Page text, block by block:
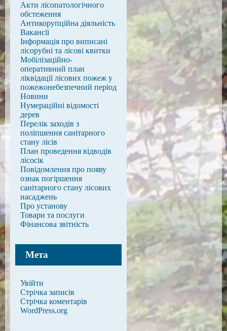
Акти лісопатологічного
обстеження
Антикорупційна діяльність
Вакансії
Інформація про виписані
лісорубні та лісові квитки
Мобілізаційно-
оперативний план
ліквідації лісових пожеж у
пожежонебезпечний період
Новини
Нумераційні відомості
дерев
Перелік заходів з
поліпшення санітарного
стану лісів
План проведення відводів
лісосік
Повідомлення про появу
ознак погіршення
санітарного стану лісових
насаджень
Про установу
Товари та послуги
Фінансова звітність
Мета
Увійти
Стрічка записів
Стрічка коментарів
WordPress.org